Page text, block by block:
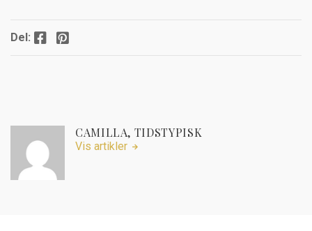
Del: Facebook Pinterest
CAMILLA, TIDSTYPISK
Vis artikler